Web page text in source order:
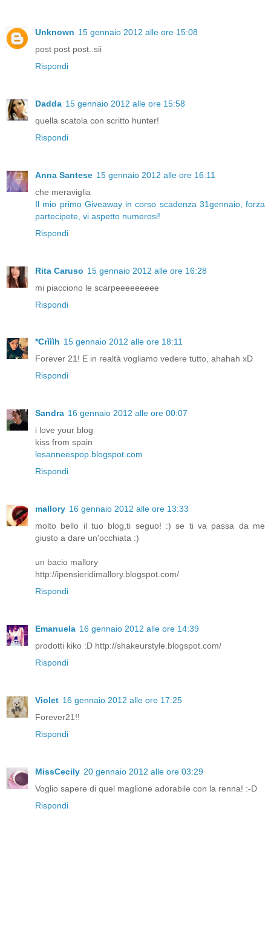
Unknown 15 gennaio 2012 alle ore 15:08
post post post..sii
Rispondi
Dadda 15 gennaio 2012 alle ore 15:58
quella scatola con scritto hunter!
Rispondi
Anna Santese 15 gennaio 2012 alle ore 16:11
che meraviglia
Il mio primo Giveaway in corso scadenza 31gennaio, forza
partecipete, vi aspetto numerosi!
Rispondi
Rita Caruso 15 gennaio 2012 alle ore 16:28
mi piacciono le scarpeeeeeeeee
Rispondi
*Crìììh 15 gennaio 2012 alle ore 18:11
Forever 21! E in realtà vogliamo vedere tutto, ahahah xD
Rispondi
Sandra 16 gennaio 2012 alle ore 00:07
i love your blog
kiss from spain
lesanneespop.blogspot.com
Rispondi
mallory 16 gennaio 2012 alle ore 13:33
molto bello il tuo blog,ti seguo! :) se ti va passa da me
giusto a dare un'occhiata :)
un bacio mallory
http://ipensieridimallory.blogspot.com/
Rispondi
Emanuela 16 gennaio 2012 alle ore 14:39
prodotti kiko :D http://shakeurstyle.blogspot.com/
Rispondi
Violet 16 gennaio 2012 alle ore 17:25
Forever21!!
Rispondi
MissCecily 20 gennaio 2012 alle ore 03:29
Voglio sapere di quel maglione adorabile con la renna! :-D
Rispondi